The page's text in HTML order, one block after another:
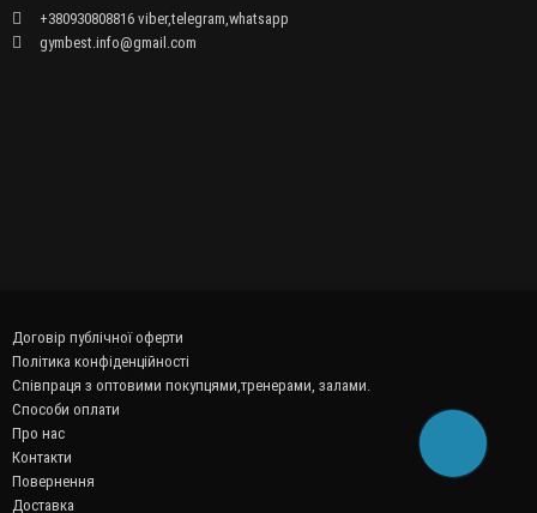
+380930808816 viber,telegram,whatsapp
gymbest.info@gmail.com
Договір публічної оферти
Політика конфіденційності
Співпраця з оптовими покупцями,тренерами, залами.
Способи оплати
Про нас
Контакти
Повернення
Доставка